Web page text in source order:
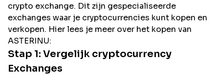
crypto exchange. Dit zijn gespecialiseerde
exchanges waar je cryptocurrencies kunt kopen en
verkopen. Hier lees je meer over het kopen van
ASTERINU:
Stap 1: Vergelijk cryptocurrency
Exchanges